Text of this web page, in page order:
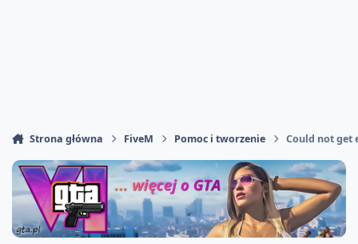
Strona główna FiveM Pomoc i tworzenie Could not get